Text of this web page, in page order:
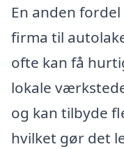
En anden
firma til
ofte kan få
lokale
og kan tilbyde
hvilket gør det